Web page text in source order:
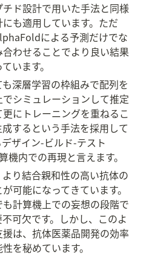
ド設計で用いた手法と同様
も適用しています。ただ
による予測だけでな
わせることでより良い結果
います。
深層学習の枠組みで配列を
シミュレーションして推定
にトレーニングを重ねるこ
するという手法を採用して
ザイン-ビルド-テスト
機内での再現と言えます。
り結合親和性の高い抗体の
可能になってきています。
計算機上での妄想の段階で
可欠です。しかし、このよ
は、抗体医薬品開発の効率
を秘めています。